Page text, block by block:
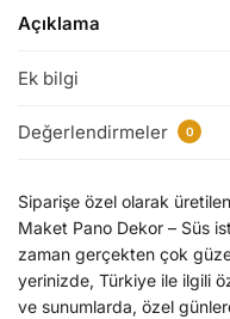
Açıklama
Ek bilgi
Değerlendirmeler 0
Siparişe özel olarak
Maket Pano Dekor – Süs
zaman gerçekten çok
yerinizde, Türkiye ile ilgili
ve sunumlarda, özel